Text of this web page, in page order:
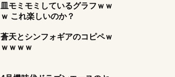
皿モミモミしているグラフｗｗ
ｗ これ楽しいのか？
蒼天とシンフォギアのコピペｗ
ｗｗｗｗ